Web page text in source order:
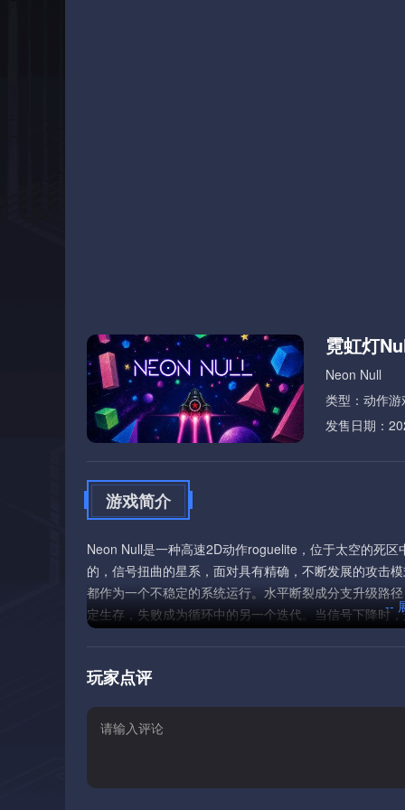
霓虹灯
Neon Null
类型：动作游
发售日期：
游戏简介
Neon Null是一种高速2D动作roguelite，位于太空的死
的，信号扭曲的星系，面对具有精确，不断发展的攻击
都作为一个不稳定的系统运行。水平断裂成分支升级路
定生存，失败成为循环中的另一个迭代。当信号下降时--
玩家点评